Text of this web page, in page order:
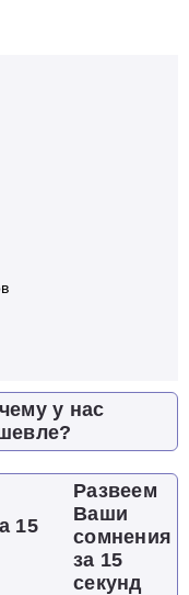
у нас
Развеем
Ваши
сомнения
за 15
секунд